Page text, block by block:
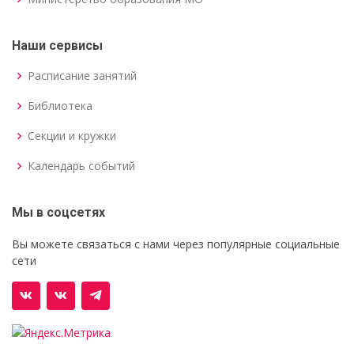
Наши сервисы
Расписание занятий
Библиотека
Секции и кружки
Календарь событий
Мы в соцсетях
Вы можете связаться с нами через популярные социальные
сети